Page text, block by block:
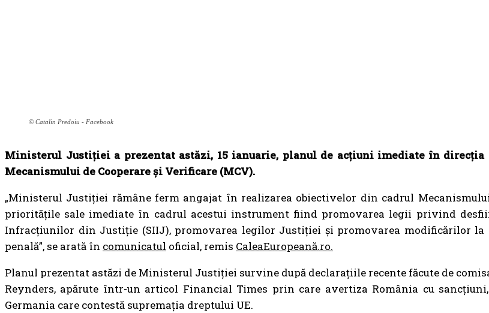
© Catalin Predoiu - Facebook
Ministerul Justiției a prezentat astăzi, 15 ianuarie, planul de acțiuni imediate în
Mecanismului de Cooperare și Verificare (MCV).
„Ministerul Justiției rămâne ferm angajat în realizarea obiectivelor din cadrul
prioritățile sale imediate în cadrul acestui instrument fiind promovarea legii privind
Infracțiunilor din Justiție (SIIJ), promovarea legilor Justiției și promovarea modificărilor la
penală”, se arată în comunicatul oficial, remis CaleaEuropeană.ro.
Planul prezentat astăzi de Ministerul Justiției survine după declarațiile recente făcute de
Reynders, apărute într-un articol Financial Times prin care avertiza România cu
Germania care contestă supremația dreptului UE.